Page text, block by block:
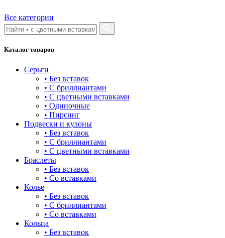
булавка
деревья
длинные
для мам
драконы и змеи
другие религии
животный мир
жучки и букашки
звезды
Все категории
Каталог товаров
Серьги
• Без вставок
• С бриллиантами
• С цветными вставками
• Одиночные
• Пирсинг
Подвески и кулоны
• Без вставок
• С бриллиантами
• С цветными вставками
Браслеты
• Без вставок
• Со вставками
Колье
• Без вставок
• С бриллиантами
• Со вставками
Кольца
• Без вставок